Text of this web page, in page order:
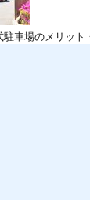
駐車場のメリッ